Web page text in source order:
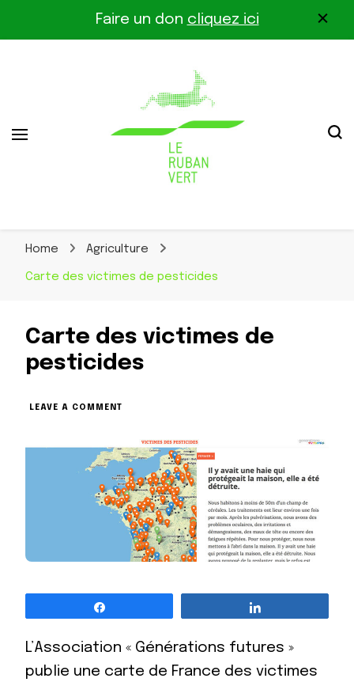
Faire un don cliquez ici
Le Ruban Vert
Home Agriculture
Carte des victimes de pesticides
Carte des victimes de
pesticides
LEAVE A COMMENT
VICTIMES
DE
PESTICIDES
L’Association « Générations futures »
publie une carte de France des victimes